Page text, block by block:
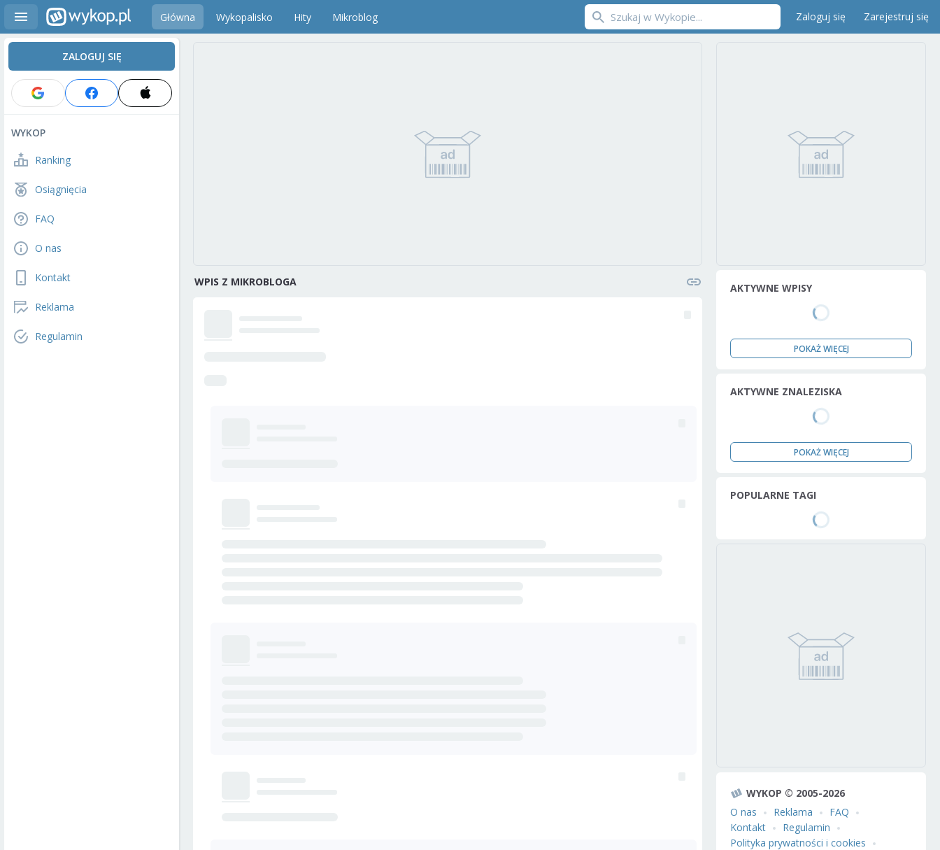
Główna Wykopalisko Hity Mikroblog Zaloguj się Zarejestruj się
ZALOGUJ SIĘ
WYKOP
Ranking
Osiągnięcia
FAQ
O nas
Kontakt
Reklama
Regulamin
WPIS Z MIKROBLOGA AKTYWNE WPISY
POKAŻ WIĘCEJ
AKTYWNE ZNALEZISKA
POKAŻ WIĘCEJ
POPULARNE TAGI
WYKOP © 2005-2026
O nas
Reklama
FAQ
Kontakt
Regulamin
Polityka prywatności i cookies